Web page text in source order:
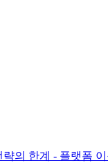
의 한계 - 플랫폼